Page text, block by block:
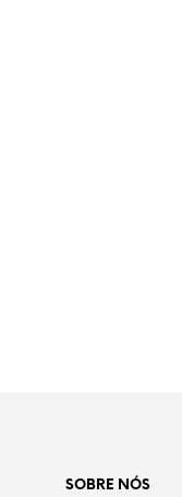
SOBRE NÓS